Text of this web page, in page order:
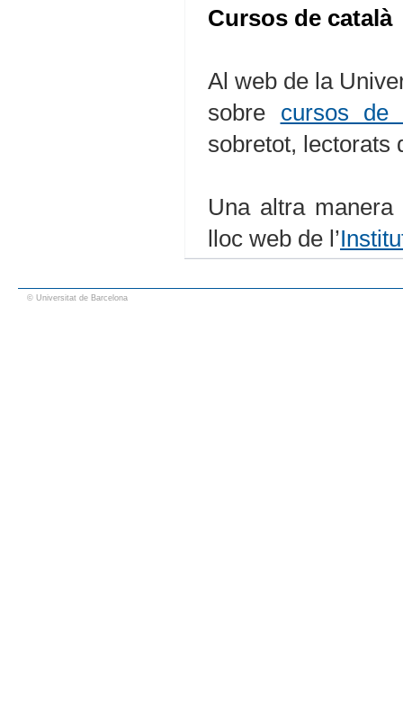
Cursos de català
Al web de la
sobre cursos de
sobretot, lectorats
Una altra manera
lloc web de l’
© Universitat de Barcelona